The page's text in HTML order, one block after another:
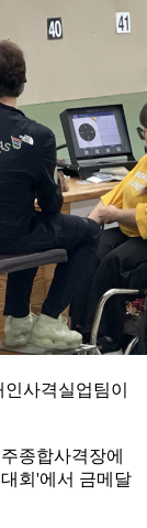
사격실업팀이
종합사격장에
회'에서 금메달